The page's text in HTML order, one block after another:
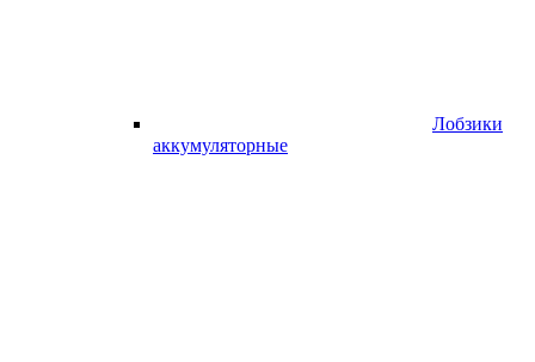
Лобзики
аккумуляторные